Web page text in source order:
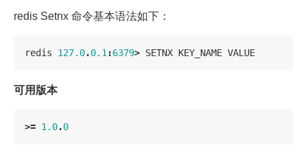
redis Setnx 命令基本语法如下：
redis 127.0.0.1 :6379> SETNX KEY_NAME VALUE
可用版本
>= 1.0.0